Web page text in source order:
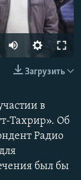
Загрузить
в
Тахрир». Об
Радио
был бы